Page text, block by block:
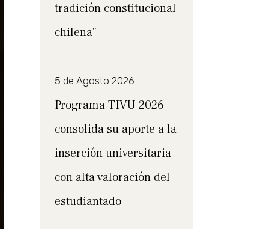
tradición constitucional
chilena”
5 de Agosto 2026
Programa TIVU 2026
consolida su aporte a la
inserción universitaria
con alta valoración del
estudiantado